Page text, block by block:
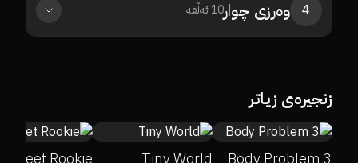
4 وەرزی چوار10ئەڵقە
زنجیرەی زیاتر
7.7
3 Body Problem
Tiny World
Rookie